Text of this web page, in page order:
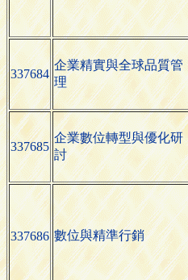
337684
企業精實與全球品質管
理
337685
企業數位轉型與優化研
討
337686 數位與精準行銷